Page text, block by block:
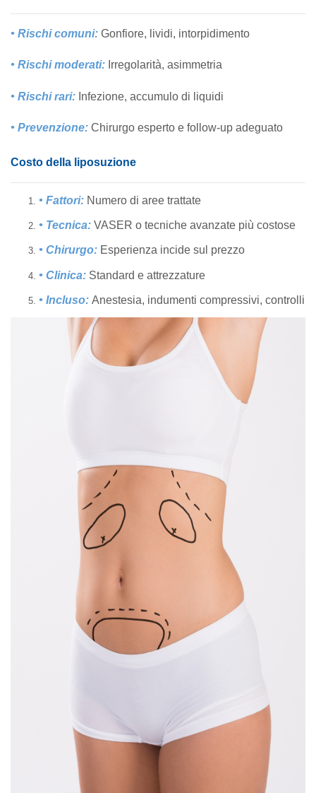
• Rischi comuni: Gonfiore, lividi, intorpidimento
• Rischi moderati: Irregolarità, asimmetria
• Rischi rari: Infezione, accumulo di liquidi
• Prevenzione: Chirurgo esperto e follow-up adeguato
Costo della liposuzione
• Fattori: Numero di aree trattate
• Tecnica: VASER o tecniche avanzate più costose
• Chirurgo: Esperienza incide sul prezzo
• Clinica: Standard e attrezzature
• Incluso: Anestesia, indumenti compressivi, controlli